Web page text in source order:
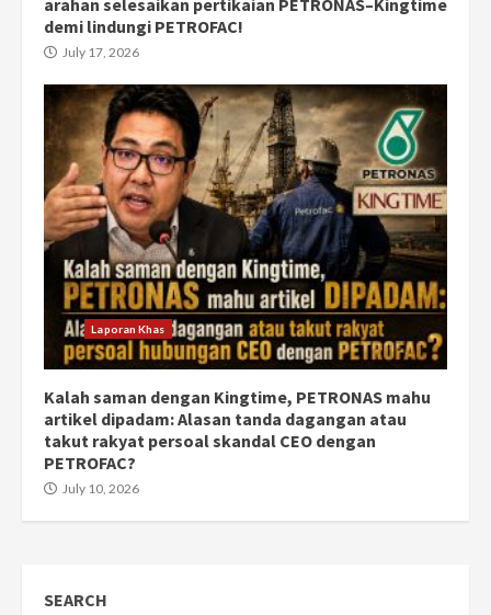
demi lindungi PETROFAC!
July 17, 2026
Laporan Khas
Kalah saman dengan Kingtime, PETRONAS mahu
artikel dipadam: Alasan tanda dagangan atau
takut rakyat persoal skandal CEO dengan
PETROFAC?
July 10, 2026
SEARCH